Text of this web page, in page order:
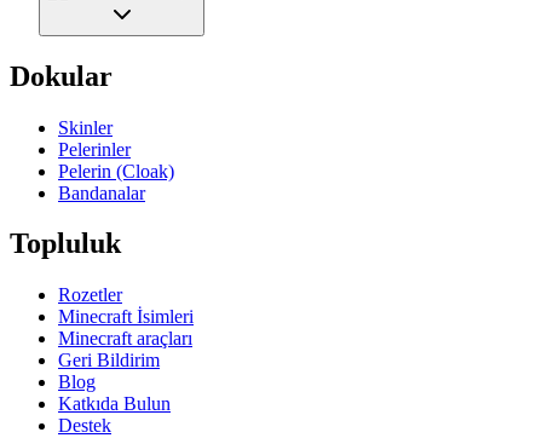
Dokular
Skinler
Pelerinler
Pelerin (Cloak)
Bandanalar
Topluluk
Rozetler
Minecraft İsimleri
Minecraft araçları
Geri Bildirim
Blog
Katkıda Bulun
Destek